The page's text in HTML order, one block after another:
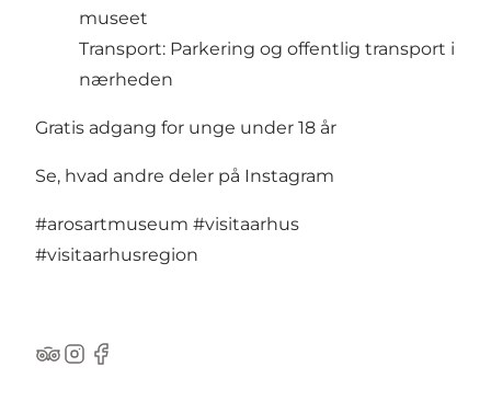
museet
Transport: Parkering og offentlig transport i
nærheden
Gratis adgang for unge under 18 år
Se, hvad andre deler på Instagram
#arosartmuseum #visitaarhus
#visitaarhusregion
TripAdvisor
Instagram
Facebook